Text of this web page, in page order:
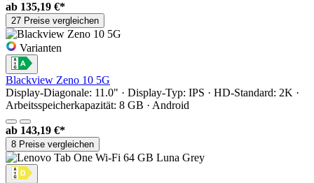
ab 135,19 €*
27 Preise vergleichen
Varianten
Blackview Zeno 10 5G
Display-Diagonale: 11.0" · Display-Typ: IPS · HD-Standard: 2K ·
Arbeitsspeicherkapazität: 8 GB · Android
ab 143,19 €*
8 Preise vergleichen